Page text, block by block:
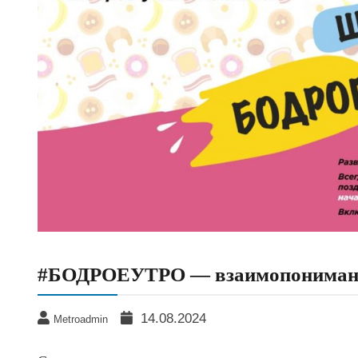
#БОДРОЕУТРО —
Metroadmin 14.08.2024